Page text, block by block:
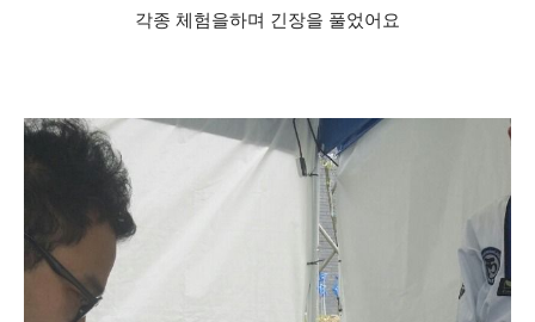
각종 체험을하며 긴장을 풀었어요